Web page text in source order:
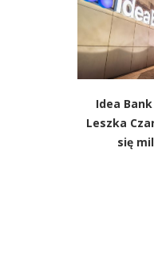
Idea Bank
Leszka
się